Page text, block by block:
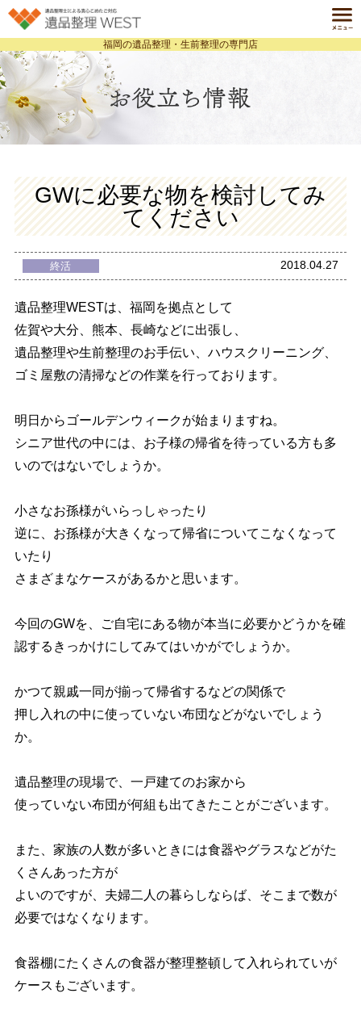
福岡の遺品整理・生前整理の専門店
GWに必要な物を検討してみ
てください
終活 2018.04.27
遺品整理WESTは、福岡を拠点として
佐賀や大分、熊本、長崎などに出張し、
遺品整理や生前整理のお手伝い、ハウスクリーニング、
ゴミ屋敷の清掃などの作業を行っております。
明日からゴールデンウィークが始まりますね。
シニア世代の中には、お子様の帰省を待っている方も多
いのではないでしょうか。
小さなお孫様がいらっしゃったり
逆に、お孫様が大きくなって帰省についてこなくなって
いたり
さまざまなケースがあるかと思います。
今回のGWを、ご自宅にある物が本当に必要かどうかを確
認するきっかけにしてみてはいかがでしょうか。
かつて親戚一同が揃って帰省するなどの関係で
押し入れの中に使っていない布団などがないでしょう
か。
遺品整理の現場で、一戸建てのお家から
使っていない布団が何組も出てきたことがございます。
また、家族の人数が多いときには食器やグラスなどがた
くさんあった方が
よいのですが、夫婦二人の暮らしならば、そこまで数が
必要ではなくなります。
食器棚にたくさんの食器が整理整頓して入れられていが
ケースもございます。
ホーム
遺品整理とは
ABOUT
料金案内
PRICE
事例紹介
CASE
会社案内
COMPANY
個人情報保護方針 お役立ち情報ブログ
お知らせ お問い合わせ